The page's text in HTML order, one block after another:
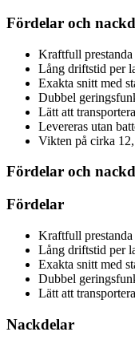
Fördelar och
Kraftfull
Lång driftstid per
Exakta snitt med
Dubbel
Lätt att transportera
Levereras utan
Vikten på cirka
Fördelar och
Fördelar
Kraftfull
Lång driftstid per
Exakta snitt med
Dubbel
Lätt att transportera
Nackdelar